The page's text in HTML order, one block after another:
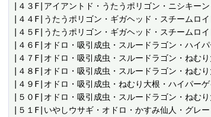
|４３F|アイアントド・うたうポリゴン・ニシキー
|４４F|うたうポリゴン・ギガヘッド・スチームロ
|４５F|うたうポリゴン・ギガヘッド・スチームロ
|４６F|オドロ・吸引成虫・スルードラゴン・ハイ
|４７F|オドロ・吸引成虫・スルードラゴン・ねむ
|４８F|オドロ・吸引成虫・スルードラゴン・ねむ
|４９F|オドロ・吸引成虫・ねむり大根・ハイパー
|５０F|オドロ・吸引成虫・スルードラゴン・ねむ
|５１F|いやしウサギ・オドロ・かすみ仙人・グレ